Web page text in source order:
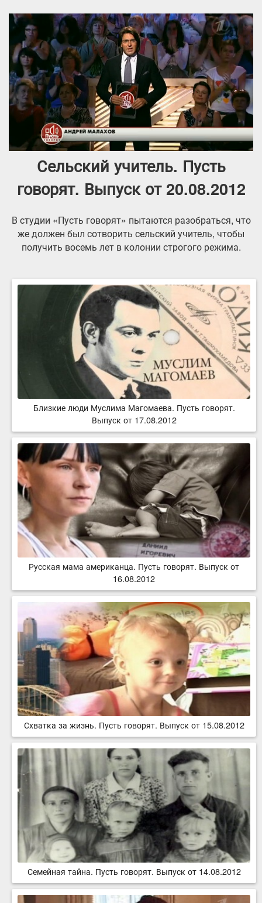
Сельский учитель. Пусть
говорят. Выпуск от 20.08.2012
В студии «Пусть говорят» пытаются разобраться, что
же должен был сотворить сельский учитель, чтобы
получить восемь лет в колонии строгого режима.
Близкие люди Муслима Магомаева. Пусть говорят.
Выпуск от 17.08.2012
Русская мама американца. Пусть говорят. Выпуск от
16.08.2012
Схватка за жизнь. Пусть говорят. Выпуск от 15.08.2012
Семейная тайна. Пусть говорят. Выпуск от 14.08.2012